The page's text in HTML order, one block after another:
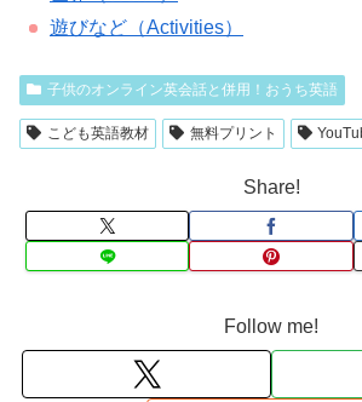
遊びなど（Activities）
子供のオンライン英会話と併用！おうち英語
こども英語教材 無料プリント
Share!
Follow me!